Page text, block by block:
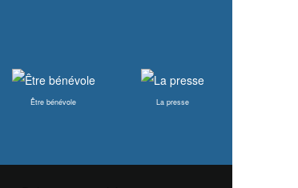
Être bénévole La presse